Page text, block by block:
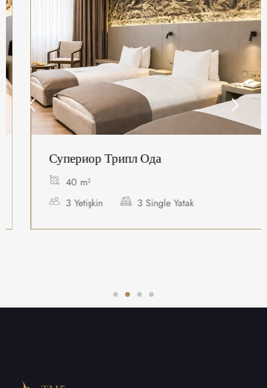
Супериор Трипл Ода
40 m²
3 Yetişkin
3 Single Yatak